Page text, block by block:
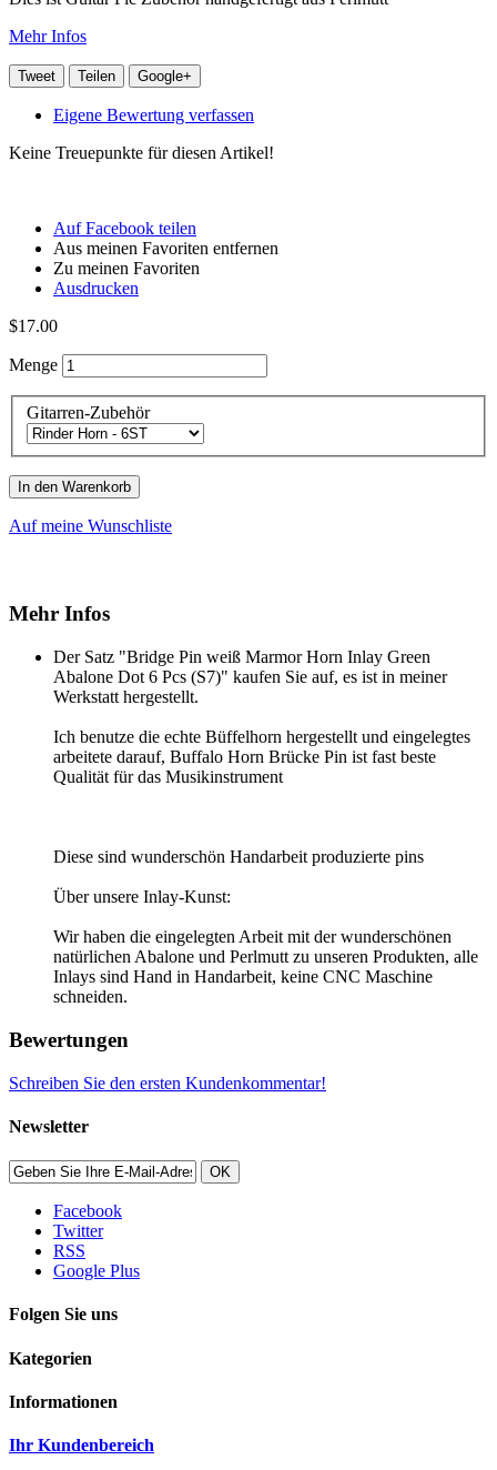
Mehr Infos
Tweet Teilen Google+
Eigene Bewertung verfassen
Keine Treuepunkte für diesen Artikel!
Auf Facebook teilen
Aus meinen Favoriten entfernen
Zu meinen Favoriten
Ausdrucken
$17.00
Menge
Gitarren-Zubehör
In den Warenkorb
Auf meine Wunschliste
Mehr Infos
Der Satz "Bridge Pin weiß Marmor Horn Inlay Green
Abalone Dot 6 Pcs (S7)" kaufen Sie auf, es ist in meiner
Werkstatt hergestellt.
Ich benutze die echte Büffelhorn hergestellt und eingelegtes
arbeitete darauf, Buffalo Horn Brücke Pin ist fast beste
Qualität für das Musikinstrument
Diese sind wunderschön Handarbeit produzierte pins
Über unsere Inlay-Kunst:
Wir haben die eingelegten Arbeit mit der wunderschönen
natürlichen Abalone und Perlmutt zu unseren Produkten, alle
Inlays sind Hand in Handarbeit, keine CNC Maschine
schneiden.
Bewertungen
Schreiben Sie den ersten Kundenkommentar!
Newsletter
OK
Facebook
Twitter
RSS
Google Plus
Folgen Sie uns
Kategorien
Informationen
Ihr Kundenbereich